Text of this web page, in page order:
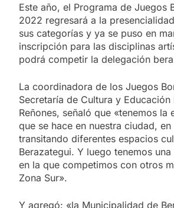
Este año, el Programa de Juegos
2022 regresará a la
sus categorías y ya se puso en
inscripción para las disciplinas
podrá competir la delegación
La coordinadora de los Juegos
Secretaría de Cultura y
Reñones, señaló que «tenemos la
que se hace en nuestra ciudad,
transitando diferentes espacios
Berazategui. Y luego tenemos
en la que competimos con otros
Zona Sur».
Y agregó: «la Municipalidad de